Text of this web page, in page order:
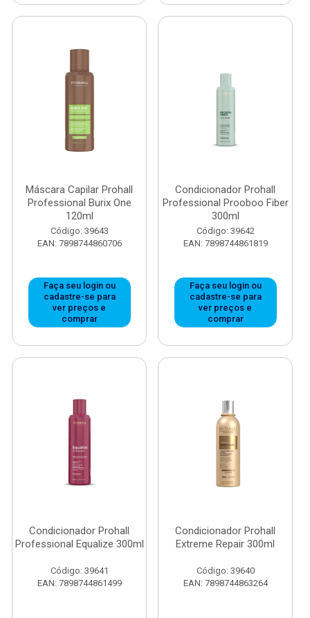
Máscara Capilar Prohall
Professional Burix One
120ml
Código: 39643
EAN: 7898744860706
Faça seu login ou
cadastre-se para
ver preços e
comprar
Condicionador Prohall
Professional Prooboo Fiber
300ml
Código: 39642
EAN: 7898744861819
Faça seu login ou
cadastre-se para
ver preços e
comprar
Condicionador Prohall
Professional Equalize 300ml
Código: 39641
EAN: 7898744861499
Condicionador Prohall
Extreme Repair 300ml
Código: 39640
EAN: 7898744863264